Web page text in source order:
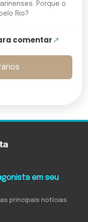
Porque o
Rio?
comentar
em seu
principais notícias